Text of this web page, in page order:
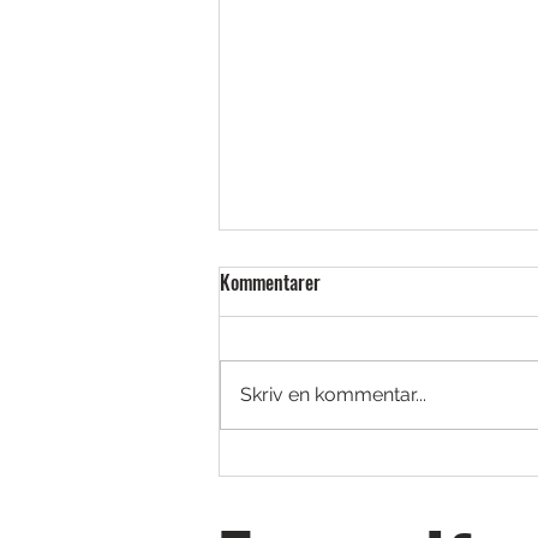
Golfjoy Spica 3 – Launch monitor i
Kommentarer
Skriv en kommentar...